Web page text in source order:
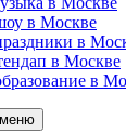
в Москве
в
в Москве
в